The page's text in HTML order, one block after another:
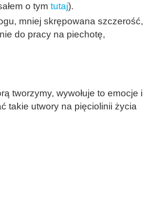
o tym tutaj).
mniej skrępowana szczerość,
do pracy na piechotę,
tworzymy, wywołuje to emocje i
takie utwory na pięciolinii życia